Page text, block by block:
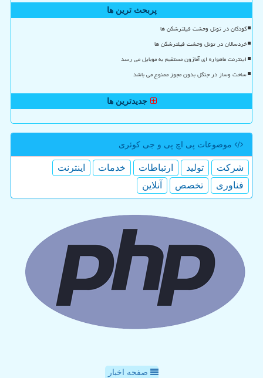
پربحث ترین ها
کودکان در تونل وحشت فیلترشکن ها
خردسالان در تونل وحشت فیلترشکن ها
اینترنت ماهواره ای آمازون مستقیم به موبایل می رسد
ساخت وساز در جنگل بدون مجوز ممنوع می باشد
جدیدترین ها
موضوعات پی اچ پی و جی كوئری
شركت تولید ارتباطات خدمات
اینترنت
فناوری
تخصص آنلاین
صفحه اخبار